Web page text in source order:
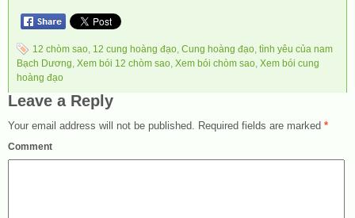
12 chòm sao, 12 cung hoàng đạo, Cung hoàng đạo, tình yêu của nam
Bạch Dương, Xem bói 12 chòm sao, Xem bói chòm sao, Xem bói cung
hoàng đạo
Leave a Reply
Your email address will not be published. Required fields are marked *
Comment